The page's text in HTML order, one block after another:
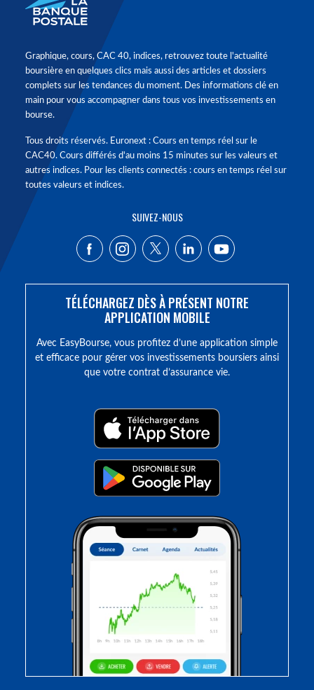
Graphique, cours, CAC 40, indices, retrouvez toute l'actualité
boursière en quelques clics mais aussi des articles et dossiers
complets sur les tendances du moment. Des informations clé en
main pour vous accompagner dans tous vos investissements en
bourse.
Tous droits réservés. Euronext : Cours en temps réel sur le
CAC40. Cours différés d'au moins 15 minutes sur les valeurs et
autres indices. Pour les clients connectés : cours en temps réel sur
toutes valeurs et indices.
SUIVEZ-NOUS
TÉLÉCHARGEZ DÈS À PRÉSENT NOTRE
APPLICATION MOBILE
Avec EasyBourse, vous profitez d’une application simple
et efficace pour gérer vos investissements boursiers ainsi
que votre contrat d’assurance vie.